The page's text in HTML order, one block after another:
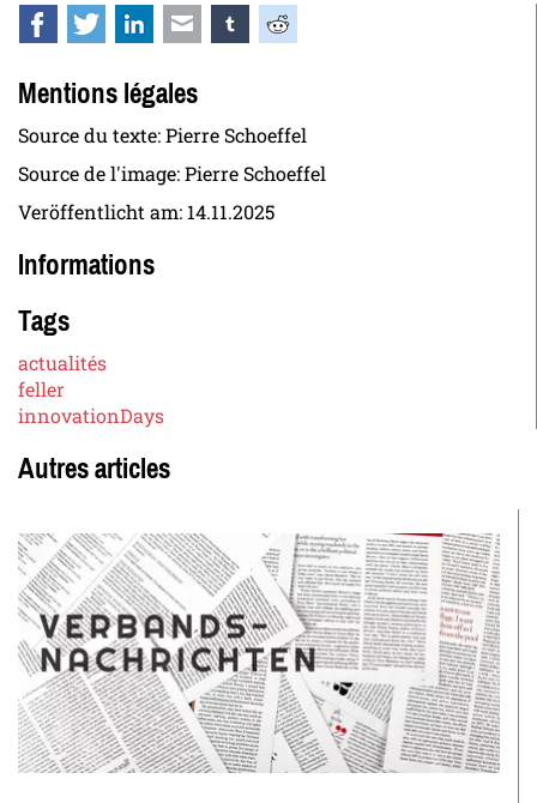
Facebook
TwitterLinkedInE-mail tumblrReddit
Mentions légales
Source du texte: Pierre Schoeffel
Source de l'image: Pierre Schoeffel
Veröffentlicht am: 14.11.2025
Informations
Tags
actualités
feller
innovationDays
Autres articles